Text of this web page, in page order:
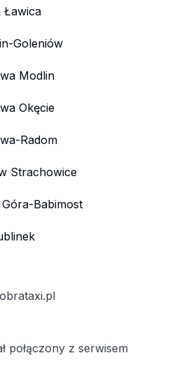
Ławica
Goleniów
Modlin
Okęcie
Radom
Strachowice
Babimost
połączony z serwisem